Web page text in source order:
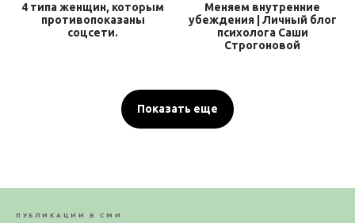
4 типа женщин, которым
противопоказаны
соцсети.
Меняем внутренние
убеждения | Личный блог
психолога Саши
Строгоновой
Показать еще
ПУБЛИКАЦИИ В СМИ